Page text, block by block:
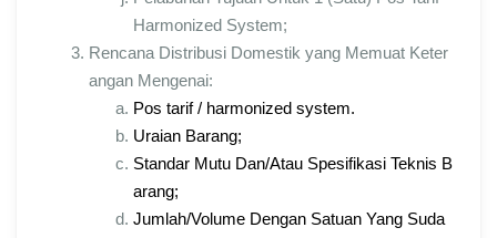
Harmonized System;
Rencana Distribusi Domestik yang Memuat Keter
angan Mengenai:
Pos tarif / harmonized system.
Uraian Barang;
Standar Mutu Dan/Atau Spesifikasi Teknis B
arang;
Jumlah/Volume Dengan Satuan Yang Suda